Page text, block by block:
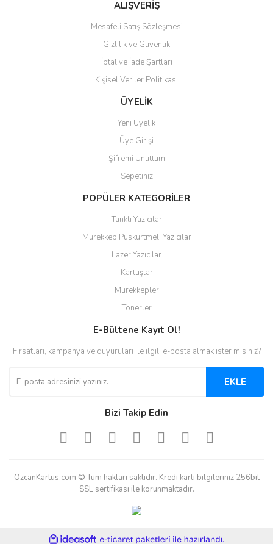
Bu ürüne benzer farklı alternatifler olmalı.
Gönder
ALIŞVERİŞ
Mesafeli Satış Sözleşmesi
Gizlilik ve Güvenlik
İptal ve İade Şartları
Kişisel Veriler Politikası
ÜYELİK
Yeni Üyelik
Üye Girişi
Şifremi Unuttum
Sepetiniz
POPÜLER KATEGORİLER
Tanklı Yazıcılar
Mürekkep Püskürtmeli Yazıcılar
Lazer Yazıcılar
Kartuşlar
Mürekkepler
Tonerler
E-Bültene Kayıt Ol!
Fırsatları, kampanya ve duyuruları ile ilgili e-posta almak ister misiniz?
EKLE
Bizi Takip Edin
OzcanKartus.com © Tüm hakları saklıdır. Kredi kartı bilgileriniz 256bit
SSL sertifikası ile korunmaktadır.
ideasoft e-